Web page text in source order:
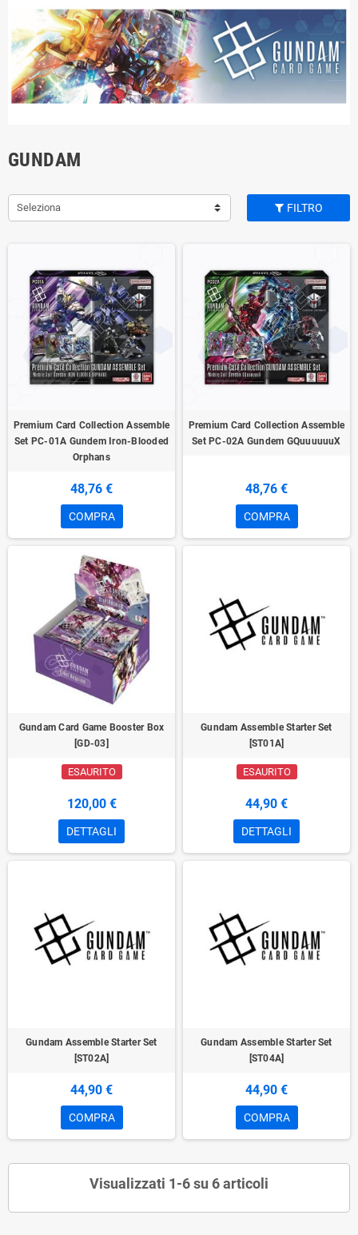
GUNDAM
Seleziona FILTRO
Premium Card Collection Assemble
Set PC-01A Gundem Iron-Blooded
Orphans
48,76 €
COMPRA
Premium Card Collection Assemble
Set PC-02A Gundem GQuuuuuuX
48,76 €
COMPRA
Gundam Card Game Booster Box
[GD-03]
ESAURITO
120,00 €
DETTAGLI
Gundam Assemble Starter Set
[ST01A]
ESAURITO
44,90 €
DETTAGLI
Gundam Assemble Starter Set
[ST02A]
44,90 €
COMPRA
Gundam Assemble Starter Set
[ST04A]
44,90 €
COMPRA
Visualizzati 1-6 su 6 articoli